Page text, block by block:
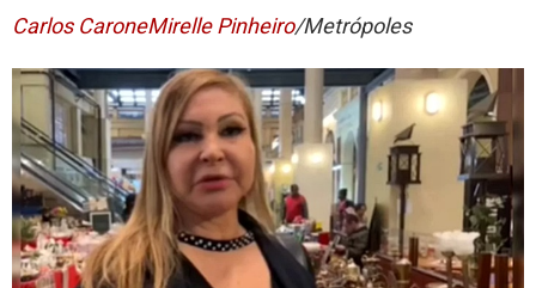
Carlos CaroneMirelle Pinheiro/Metrópoles